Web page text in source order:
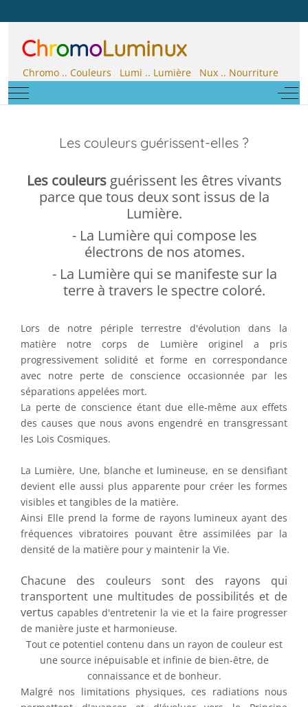
ChromoLuminux
Chromo .. Couleurs Lumi .. Lumière Nux .. Nourriture
Mobile Menu Toggle
Off-
Les couleurs guérissent-elles ?
Les couleursguérissent les êtres vivants
parce que tous deux sont issus de la
Lumière.
- La Lumière qui compose les
électrons de nos atomes.
- La Lumière qui se manifeste sur la
terre à travers le spectre coloré.
Lors de notre périple terrestre d'évolution dans la
matière notre corps de Lumière originel a pris
progressivement solidité et forme en correspondance
avec notre perte de conscience occasionnée par les
séparations appelées mort.
La perte de conscience étant due elle-même aux effets
des causes que nous avons engendré en transgressant
les Lois Cosmiques.
La Lumière, Une, blanche et lumineuse, en se densifiant
devient elle aussi plus apparente pour créer les formes
visibles et tangibles de la matière.
Ainsi Elle prend la forme de rayons lumineux ayant des
fréquences vibratoires pouvant être assimilées par la
densité de la matière pour y maintenir la Vie.
Chacune des couleurs sont des rayons qui
transportent une multitudes de possibilités et de
vertus capables d'entretenir la vie et la faire progresser
de manière juste et harmonieuse.
Tout ce potentiel contenu dans un rayon de couleur est
une source inépuisable et infinie de bien-être, de
connaissance et de bonheur.
Malgré nos limitations physiques, ces radiations nous